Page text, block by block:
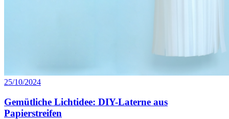
25/10/2024
Gemütliche Lichtidee: DIY-Laterne aus
Papierstreifen